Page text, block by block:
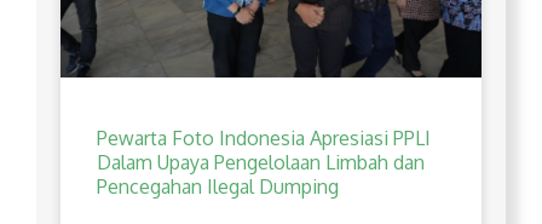
Pewarta Foto Indonesia Apresiasi PPLI
Dalam Upaya Pengelolaan Limbah dan
Pencegahan Ilegal Dumping